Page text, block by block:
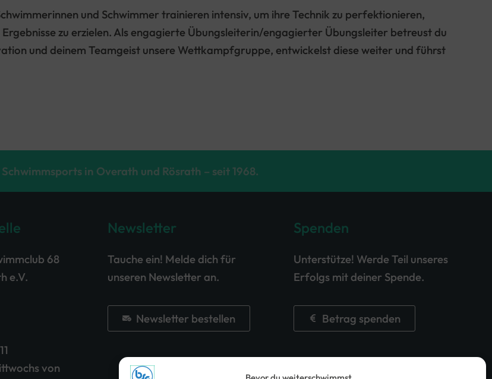
und Schwimmer trainieren intensiv, um ihre Technik zu perfektionieren,
zu erzielen. Als engagierte Übungsleiterin/engagierter Übungsleiter betreust du
und deinem Teamgeist unsere Wettkampfgruppe, entwickelst diese weiter und führst
in Overath und Rösrath – seit 1968.
68
e.V.
von
Newsletter
Tauche ein! Melde dich für
unseren Newsletter an.
Newsletter bestellen
Spenden
Unterstütze! Werde Teil unseres
Erfolgs mit deiner Spende.
Betrag spenden